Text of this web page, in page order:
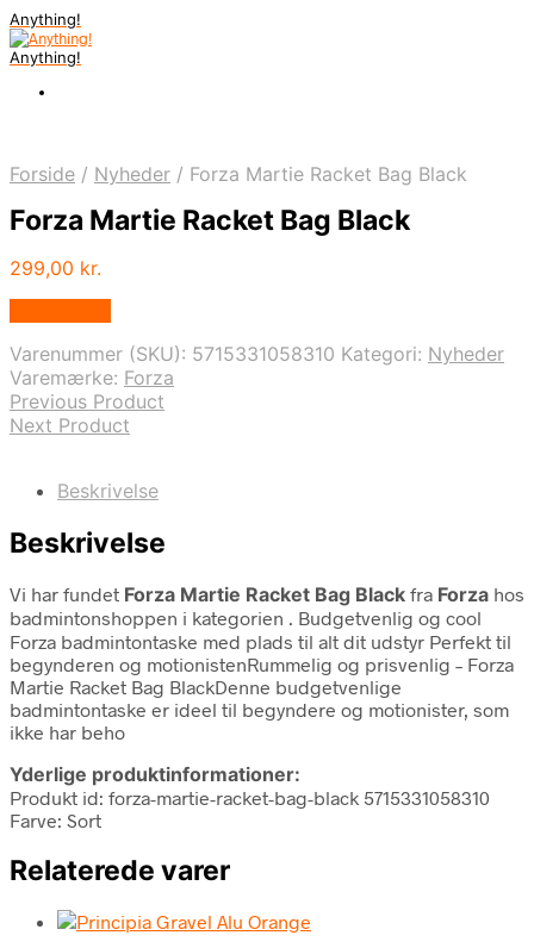
Anything!
Anything!
Forside / Nyheder / Forza Martie Racket Bag Black
Forza Martie Racket Bag Black
299,00 kr.
Varenummer (SKU): 5715331058310 Kategori: Nyheder
Varemærke: Forza
Previous Product
Next Product
Beskrivelse
Beskrivelse
Vi har fundet Forza Martie Racket Bag Black fra Forza hos
badmintonshoppen i kategorien . Budgetvenlig og cool
Forza badmintontaske med plads til alt dit udstyr Perfekt til
begynderen og motionistenRummelig og prisvenlig – Forza
Martie Racket Bag BlackDenne budgetvenlige
badmintontaske er ideel til begyndere og motionister, som
ikke har beho
Yderlige produktinformationer:
Produkt id: forza-martie-racket-bag-black 5715331058310
Farve: Sort
Relaterede varer